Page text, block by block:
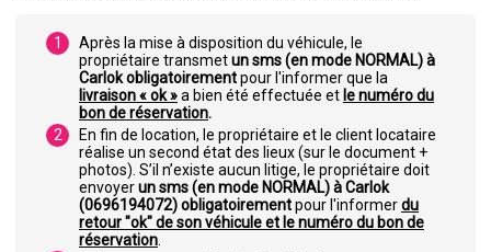
Après la mise à disposition du véhicule, le
propriétaire transmetun sms (en mode NORMAL) à
Carlok obligatoirementpour l'informer que la
livraison « ok »a bien été effectuée et le numéro du
bon de réservation.
En fin de location, le propriétaire et le client locataire
réalise un second état des lieux (sur le document +
photos). S’il n’existe aucun litige, le propriétaire doit
envoyerun sms (en mode NORMAL) à Carlok
(0696194072) obligatoirementpour l'informerdu
retour "ok" de son véhicule et le numéro du bon de
réservation